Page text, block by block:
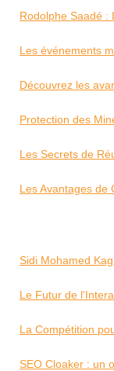
Rodolphe Saadé :
Les événements
Découvrez les
Protection des
Les Secrets de
Les Avantages de
Sidi Mohamed
Le Futur de
La Compétition
SEO Cloaker : un